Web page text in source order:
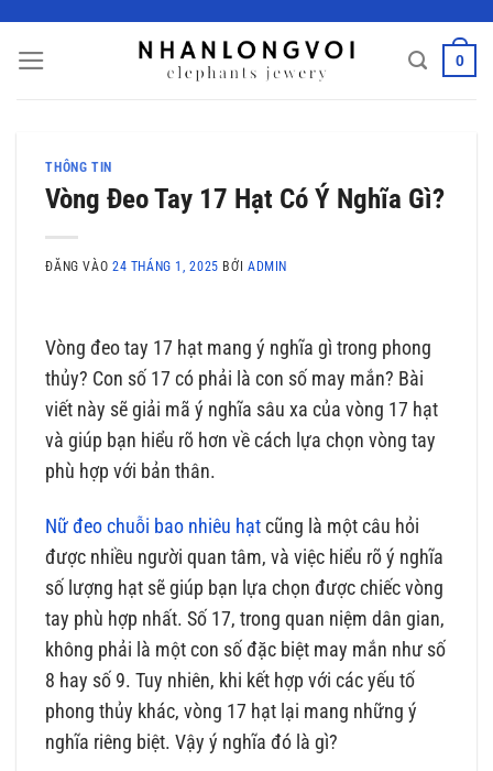
nội
0
THÔNG TIN
Vòng Đeo Tay 17 Hạt Có Ý Nghĩa Gì?
ĐĂNG VÀO 24 THÁNG 1, 2025 BỞI ADMIN
Vòng đeo tay 17 hạt mang ý nghĩa gì trong phong
thủy? Con số 17 có phải là con số may mắn? Bài
viết này sẽ giải mã ý nghĩa sâu xa của vòng 17 hạt
và giúp bạn hiểu rõ hơn về cách lựa chọn vòng tay
phù hợp với bản thân.
Nữ đeo chuỗi bao nhiêu hạt cũng là một câu hỏi
được nhiều người quan tâm, và việc hiểu rõ ý nghĩa
số lượng hạt sẽ giúp bạn lựa chọn được chiếc vòng
tay phù hợp nhất. Số 17, trong quan niệm dân gian,
không phải là một con số đặc biệt may mắn như số
8 hay số 9. Tuy nhiên, khi kết hợp với các yếu tố
phong thủy khác, vòng 17 hạt lại mang những ý
nghĩa riêng biệt. Vậy ý nghĩa đó là gì?